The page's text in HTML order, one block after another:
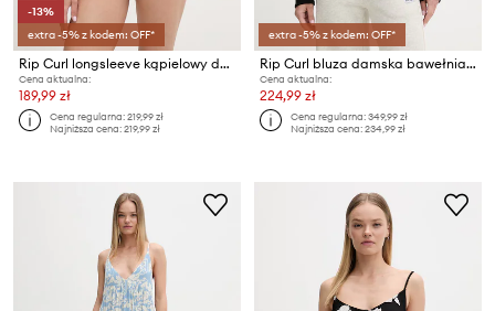
-13%
extra -5% z kodem: OFF*
Rip Curl longsleeve kąpielowy damski COASTAL INSTINCT
Cena aktualna:
189,99 zł
Cena regularna:219,99 zł
Najniższa cena:219,99 zł
extra -5% z kodem: OFF*
Rip Curl bluza damska bawełniana FARM RIO
Cena aktualna:
224,99 zł
Cena regularna:349,99 zł
Najniższa cena:234,99 zł